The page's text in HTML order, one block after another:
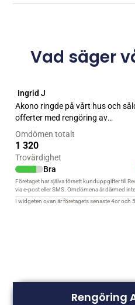
Vad säger
Rengöring